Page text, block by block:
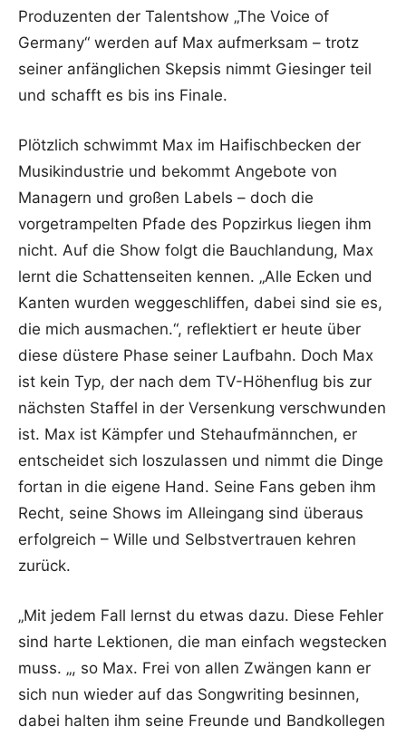
Produzenten der Talentshow „The Voice of
Germany“ werden auf Max aufmerksam – trotz
seiner anfänglichen Skepsis nimmt Giesinger teil
und schafft es bis ins Finale.
Plötzlich schwimmt Max im Haifischbecken der
Musikindustrie und bekommt Angebote von
Managern und großen Labels – doch die
vorgetrampelten Pfade des Popzirkus liegen ihm
nicht. Auf die Show folgt die Bauchlandung, Max
lernt die Schattenseiten kennen. „Alle Ecken und
Kanten wurden weggeschliffen, dabei sind sie es,
die mich ausmachen.“, reflektiert er heute über
diese düstere Phase seiner Laufbahn. Doch Max
ist kein Typ, der nach dem TV-Höhenflug bis zur
nächsten Staffel in der Versenkung verschwunden
ist. Max ist Kämpfer und Stehaufmännchen, er
entscheidet sich loszulassen und nimmt die Dinge
fortan in die eigene Hand. Seine Fans geben ihm
Recht, seine Shows im Alleingang sind überaus
erfolgreich – Wille und Selbstvertrauen kehren
zurück.
„Mit jedem Fall lernst du etwas dazu. Diese Fehler
sind harte Lektionen, die man einfach wegstecken
muss. „, so Max. Frei von allen Zwängen kann er
sich nun wieder auf das Songwriting besinnen,
dabei halten ihm seine Freunde und Bandkollegen